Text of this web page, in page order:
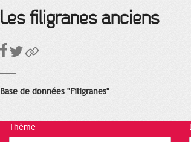
Les filigranes anciens
Base de données "Filigranes"
Thème